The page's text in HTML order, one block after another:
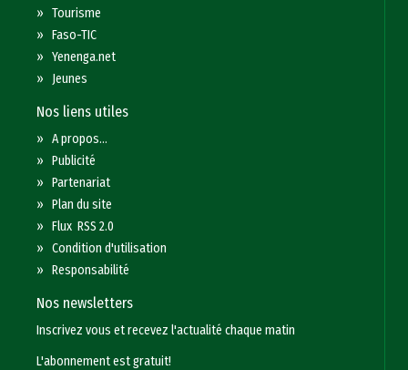
»Tourisme
»Faso-TIC
»Yenenga.net
» Jeunes
Nos liens utiles
»A propos...
»Publicité
»Partenariat
»Plan du site
»Flux RSS 2.0
»Condition d'utilisation
»Responsabilité
Nos newsletters
Inscrivez vous et recevez l'actualité chaque matin
L'abonnement est gratuit!